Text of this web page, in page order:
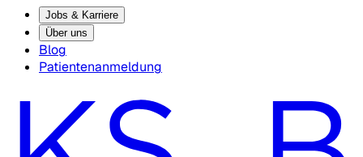
Jobs & Karriere
Über uns
Blog
Patientenanmeldung